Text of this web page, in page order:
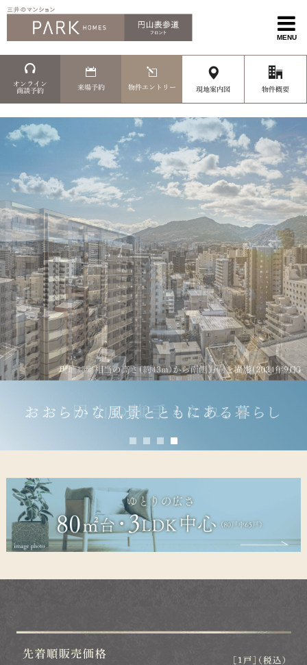
MENU
オンライン
商談予約
来場予約 物件エントリー 現地案内図 物件概要